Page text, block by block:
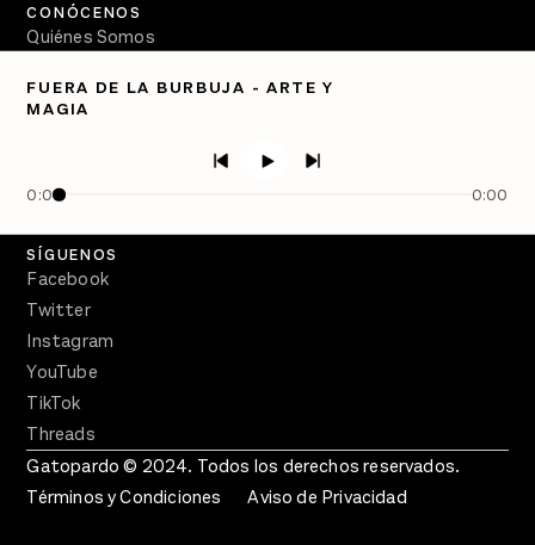
FUERA DE LA BURBUJA - ARTE Y
MAGIA
0:00 0:00
CONÓCENOS
Quiénes Somos
PÓDCASTS
Crecer en Distopía
SÍGUENOS
Facebook
Twitter
Instagram
YouTube
TikTok
Threads
Gatopardo © 2024. Todos los derechos reservados.
Términos y Condiciones
Aviso de Privacidad